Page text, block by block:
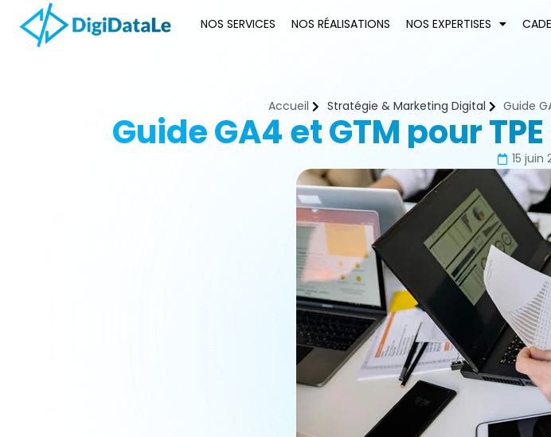
NOS SERVICES NOS RÉALISATIONS NOS EXPERTISES
Accueil Stratégie & Marketing Digital Guide
Guide GA4 et GTM pour
15 juin